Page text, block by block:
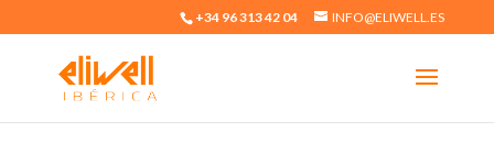
+34 96 313 42 04 INFO@ELIWELL.ES